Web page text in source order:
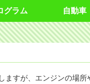
グラム 自動車
ますが、エンジンの場